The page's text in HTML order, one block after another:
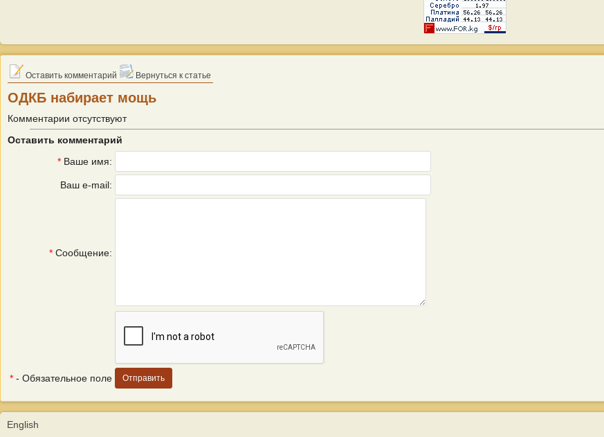
Оставить комментарий Вернуться к статье
ОДКБ набирает мощь
Комментарии отсутствуют
Оставить комментарий
* Ваше имя:
Ваш e-mail:
* Сообщение:
* - Обязательное поле
English